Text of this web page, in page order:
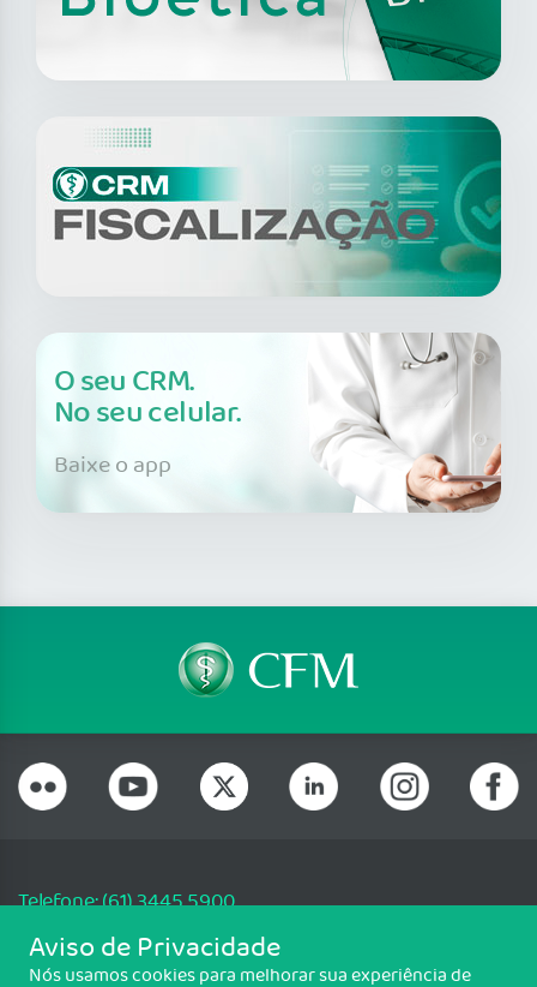
O seu CRM.
No seu celular.
Baixe o app
Telefone: (61) 3445 5900
Email: cfm@portalmedico.org.br
SGAS 616, Conjunto D, Lote 115, L2 Sul, Brasília/DF - CEP: 70200-760 -
Aviso de Privacidade
Nós usamos cookies para melhorar sua experiência de